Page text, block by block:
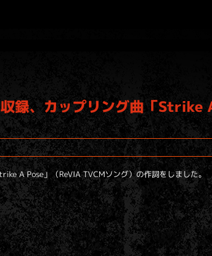
録、カップリング曲「Strike
A Pose」（ReVIA TVCMソング）の作詞をしました。